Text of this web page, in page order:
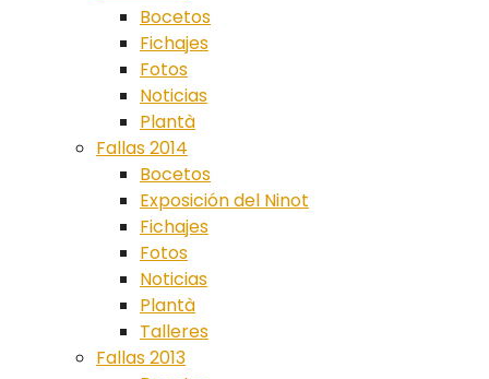
Bocetos
Fichajes
Fotos
Noticias
Plantà
Fallas 2014
Bocetos
Exposición del Ninot
Fichajes
Fotos
Noticias
Plantà
Talleres
Fallas 2013